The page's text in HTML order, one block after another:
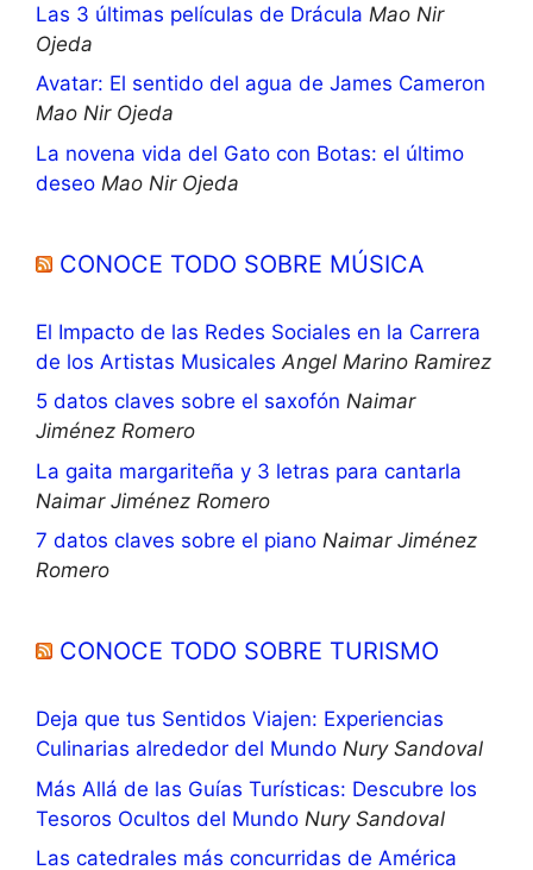
Las 3 últimas películas de Drácula Mao Nir
Ojeda
Avatar: El sentido del agua de James Cameron
Mao Nir Ojeda
La novena vida del Gato con Botas: el último
deseo Mao Nir Ojeda
CONOCE TODO SOBRE MÚSICA
El Impacto de las Redes Sociales en la Carrera
de los Artistas Musicales Angel Marino Ramirez
5 datos claves sobre el saxofón Naimar
Jiménez Romero
La gaita margariteña y 3 letras para cantarla
Naimar Jiménez Romero
7 datos claves sobre el piano Naimar Jiménez
Romero
CONOCE TODO SOBRE TURISMO
Deja que tus Sentidos Viajen: Experiencias
Culinarias alrededor del Mundo Nury Sandoval
Más Allá de las Guías Turísticas: Descubre los
Tesoros Ocultos del Mundo Nury Sandoval
Las catedrales más concurridas de América